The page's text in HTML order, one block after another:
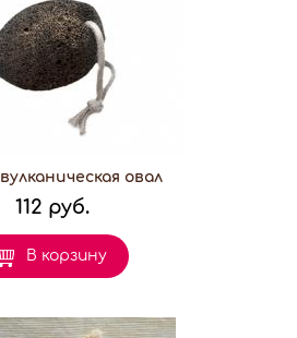
овал
112 руб.
В корзину